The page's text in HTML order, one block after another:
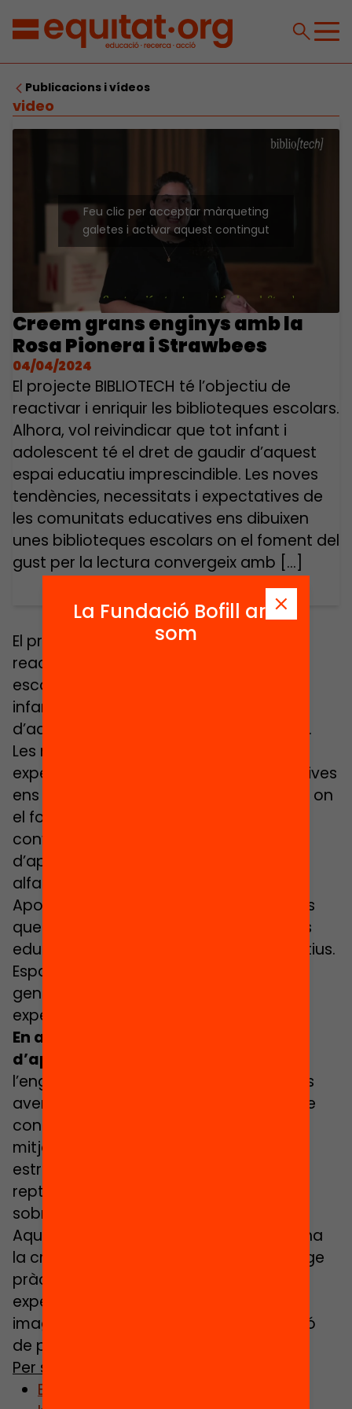
Publicacions i vídeos
video
Feu clic per acceptar màrqueting
galetes i activar aquest contingut
Creem grans enginys amb la
Rosa Pionera i Strawbees
04/04/2024
El projecte BIBLIOTECH té l’objectiu de
reactivar i enriquir les biblioteques escolars.
Alhora, vol reivindicar que tot infant i
adolescent té el dret de gaudir d’aquest
espai educatiu imprescindible. Les noves
tendències, necessitats i expectatives de
les comunitats educatives ens dibuixen
unes biblioteques escolars on el foment del
gust per la lectura convergeix amb […]
El projecte BIBLIOTECHté l’objectiu de
reactivar i enriquir les biblioteques
escolars. Alhora, vol reivindicar que tot
infant i adolescent té el dret de gaudir
d’aquest espai educatiu imprescindible.
Les noves tendències, necessitats i
expectatives de les comunitats educatives
ens dibuixen unes biblioteques escolars on
el foment del gust per la lectura
convergeix amb el desenvolupament
d’aprenentatges i les noves
alfabetitzacions digitals i mediàtiques.
Apostem per unes biblioteques escolars
que siguin el cor de les transformacions
educatives actuals dels centres educatius.
Espais contemporanis i vibrants on es
generen noves oportunitats de lectura,
experimentació i socialització.
En aquesta situació
d’aprenentatge
l’enginyeria i la creativitat. A partir de les
aventures de la Rosa Pionera, hauran de
construir estructures originals, des de
mitjans de transport fins a mega
estructures, amb l’objectiu de resoldre
reptes pràctics i expressar-se oralment
sobre les seves creacions.
Aquesta situació d’aprenentatge fusiona
la creativitat literària amb l’aprenentatge
pràctic, proporcionant als infants una
experiència memorable que estimula la
imaginació, la col·laboració i la resolució
de problemes.
Per saber-ne m
Bibliotech, guia per reimaginar les
La Fundació Bofill ara
som